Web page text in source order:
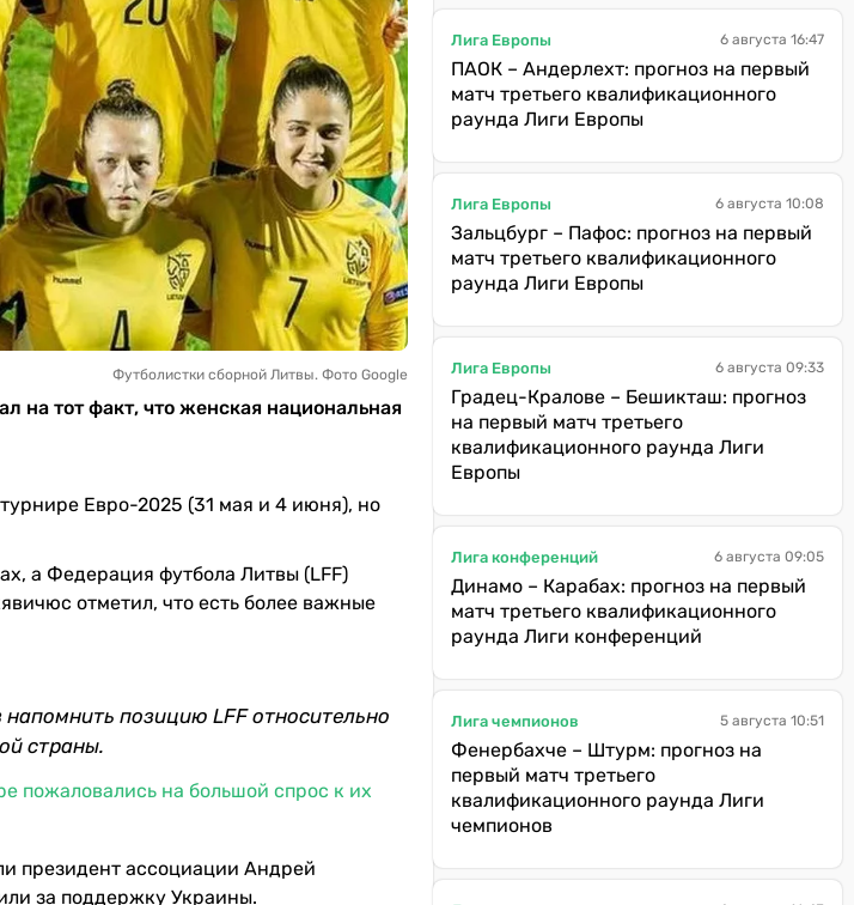
Футболистки сборной Литвы. Фото Google
на тот факт, что женская национальная
Евро-2025 (31 мая и 4 июня), но
а Федерация футбола Литвы (LFF)
отметил, что есть более важные
позицию LFF относительно
страны.
пожаловались на большой спрос к их
президент ассоциации Андрей
за поддержку Украины.
Лига Европы 6 августа 16:47
ПАОК – Андерлехт: прогноз на первый
матч третьего квалификационного
раунда Лиги Европы
Лига Европы 6 августа 10:08
Зальцбург – Пафос: прогноз на первый
матч третьего квалификационного
раунда Лиги Европы
Лига Европы 6 августа 09:33
Градец-Кралове – Бешикташ: прогноз
на первый матч третьего
квалификационного раунда Лиги
Европы
Лига конференций 6 августа 09:05
Динамо – Карабах: прогноз на первый
матч третьего квалификационного
раунда Лиги конференций
Лига чемпионов 5 августа 10:51
Фенербахче – Штурм: прогноз на
первый матч третьего
квалификационного раунда Лиги
чемпионов